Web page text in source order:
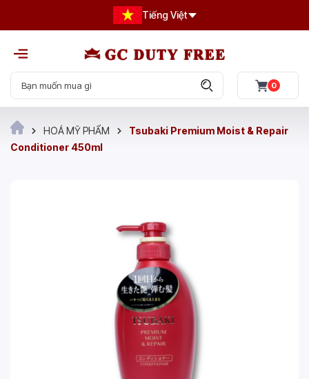
Tiếng Việt
0
HOÁ MỸ PHẨM
Tsubaki Premium Moist & Repair
Conditioner 450ml